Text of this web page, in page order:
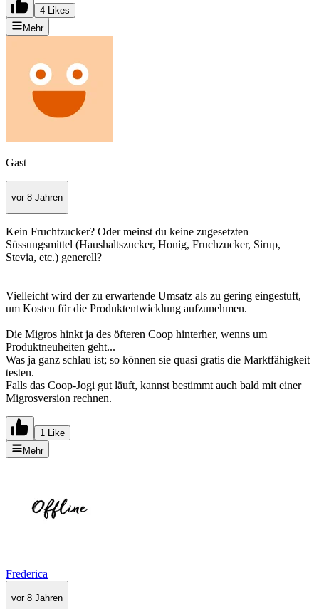
4 Likes
Mehr
Gast
vor 8 Jahren
Kein Fruchtzucker? Oder meinst du keine zugesetzten
Süssungsmittel (Haushaltszucker, Honig, Fruchzucker, Sirup,
Stevia, etc.) generell?
Vielleicht wird der zu erwartende Umsatz als zu gering eingestuft,
um Kosten für die Produktentwicklung aufzunehmen.
Die Migros hinkt ja des öfteren Coop hinterher, wenns um
Produktneuheiten geht...
Was ja ganz schlau ist; so können sie quasi gratis die Marktfähigkeit
testen.
Falls das Coop-Jogi gut läuft, kannst bestimmt auch bald mit einer
Migrosversion rechnen.
1 Like
Mehr
Frederica
vor 8 Jahren